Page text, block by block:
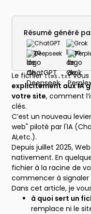
Résumé généré
ChatGPT Grok
Deepseek
Le fichierllms.txtvous
explicitement aux IA
votre site, comment
clés.
C’est un nouveau
web" piloté par l'IA
AI,etc.).
Depuis juillet 2025,
nativement. En
fichier à la racine de
commencer à signaler
Dans cet article, je
à quoi sert un
remplace ni le